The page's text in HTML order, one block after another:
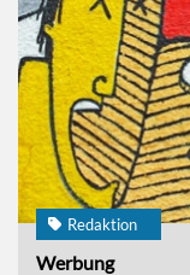
Redaktion
Werbung